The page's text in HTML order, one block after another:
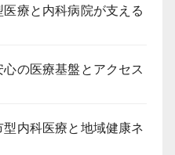
療と内科病院が支える
の医療基盤とアクセス
内科医療と地域健康ネ